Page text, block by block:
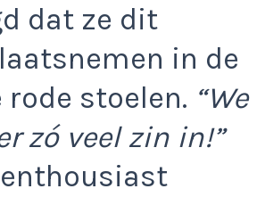
dat ze dit
in de
rode stoelen. “We
zó veel zin in!”